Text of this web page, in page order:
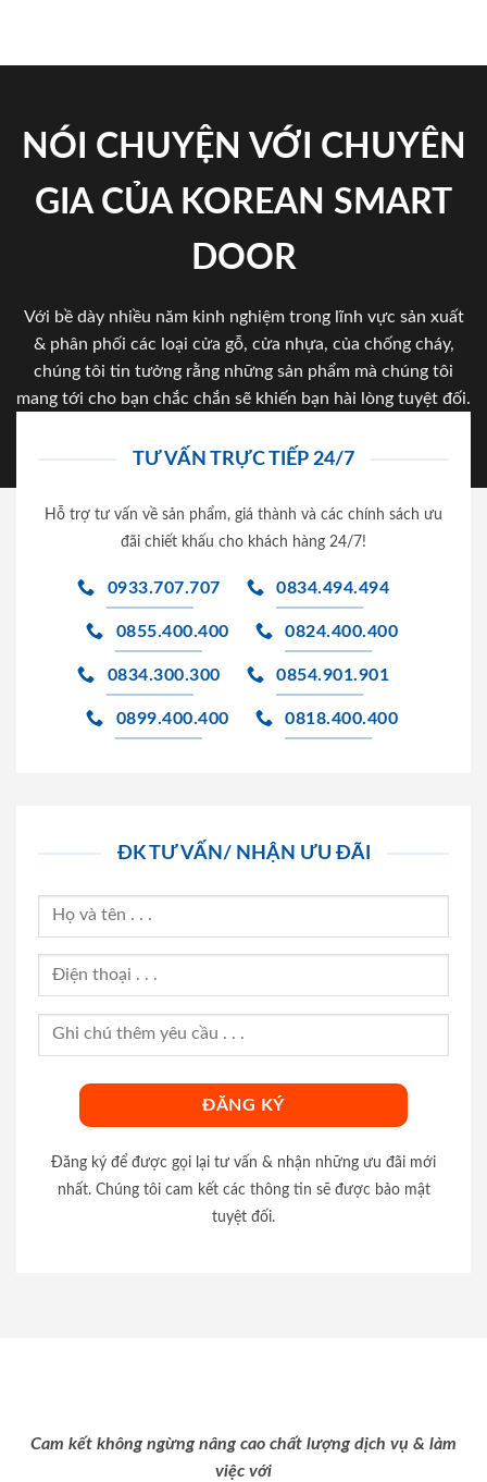
NÓI CHUYỆN VỚI CHUYÊN
GIA CỦA KOREAN SMART
DOOR
Với bề dày nhiều năm kinh nghiệm trong lĩnh vực sản xuất
& phân phối các loại cửa gỗ, cửa nhựa, của chống cháy,
chúng tôi tin tưởng rằng những sản phẩm mà chúng tôi
mang tới cho bạn chắc chắn sẽ khiến bạn hài lòng tuyệt đối.
TƯ VẤN TRỰC TIẾP 24/7
Hỗ trợ tư vấn về sản phẩm, giá thành và các chính sách ưu
đãi chiết khấu cho khách hàng 24/7!
0933.707.707 0834.494.494
0855.400.400 0824.400.400
0834.300.300 0854.901.901
0899.400.400 0818.400.400
ĐK TƯ VẤN/ NHẬN ƯU ĐÃI
Đăng ký để được gọi lại tư vấn & nhận những ưu đãi mới
nhất. Chúng tôi cam kết các thông tin sẽ được bảo mật
tuyệt đối.
Cam kết không ngừng nâng cao chất lượng dịch vụ & làm
việc với